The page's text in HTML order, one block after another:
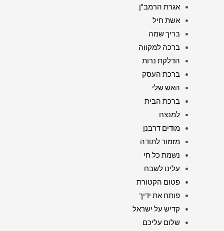
אגרת הרמב"ן
אשת חיל
בריך שמה
ברכה למקווה
הדלקת נרות
ברכת העסק
האש שלי
ברכת הבית
למנצח
מודים דרבנן
מזמור לתודה
נשמת כל חי
עלינו לשבח
פטום הקטורת
פותח את ידיך
קדיש על ישראל
שלום עליכם